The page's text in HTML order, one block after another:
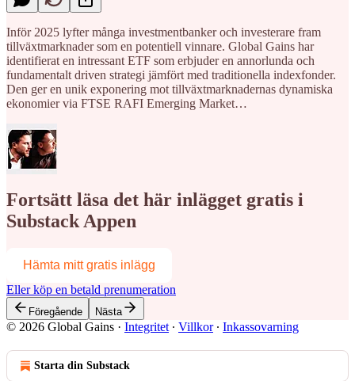
Inför 2025 lyfter många investmentbanker och investerare fram
tillväxtmarknader som en potentiell vinnare. Global Gains har
identifierat en intressant ETF som erbjuder en annorlunda och
fundamentalt driven strategi jämfört med traditionella indexfonder.
Den ger en unik exponering mot tillväxtmarknadernas dynamiska
ekonomier via FTSE RAFI Emerging Market…
Fortsätt läsa det här inlägget gratis i
Substack Appen
Hämta mitt gratis inlägg
Eller köp en betald prenumeration
Föregående Nästa
© 2026 Global Gains · Integritet ∙ Villkor∙ Inkassovarning
Starta din Substack